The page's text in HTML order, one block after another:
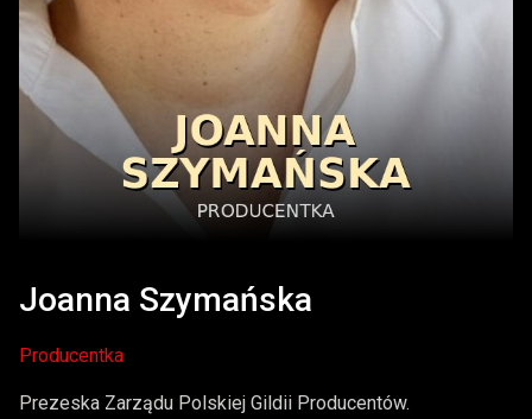
Joanna Szymańska
Producentka
Prezeska Zarządu Polskiej Gildii Producentów.